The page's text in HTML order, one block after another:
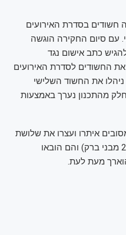
חשודים בסדרת האירועים
עם סיום החקירה הוגשה
כתב אישום נגד
החשודים לסדרת האירועים
את החשוד השלישי
מהתכנון נערך באמצעות
איתרו ועצרו את שלושת
החשודים (37, 34 מגבעת שמואל, 24 מבני ברק) והם הובאו
מעת לעת.